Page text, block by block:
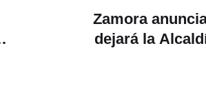
Zamora
dejará la